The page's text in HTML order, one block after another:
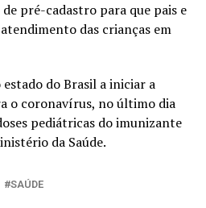
pré-cadastro para que pais e
das crianças em
do Brasil a iniciar a
o coronavírus, no último dia
pediátricas do imunizante
da Saúde.
SAÚDE